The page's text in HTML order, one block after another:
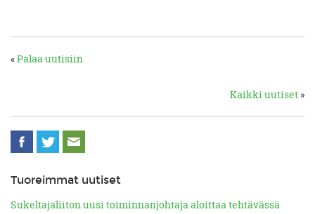
«Palaa uutisiin
Kaikki uutiset »
Tuoreimmat uutiset
Sukeltajaliiton uusi toiminnanjohtaja aloittaa tehtävässä